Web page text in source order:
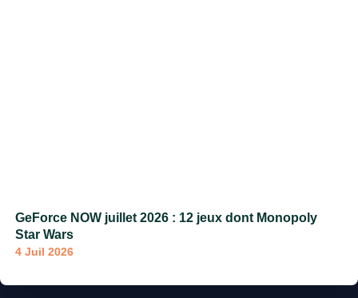
GeForce NOW juillet 2026 : 12 jeux dont Monopoly
Star Wars
4 Juil 2026